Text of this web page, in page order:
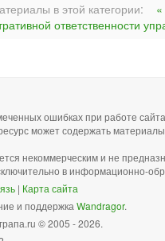
в этой категории:
ответственности
ошибках при работе
может содержать
некоммерческим и не
в информационно-
| Карта сайта
и поддержка Wandragor.
© 2005 - 2026.